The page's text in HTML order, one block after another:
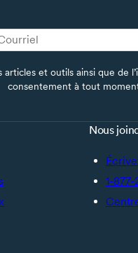
et outils ainsi que
consentement à tout
Nous
1-